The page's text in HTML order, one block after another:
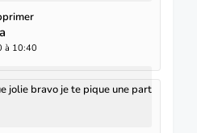
à 10:40
jolie bravo je te pique une part